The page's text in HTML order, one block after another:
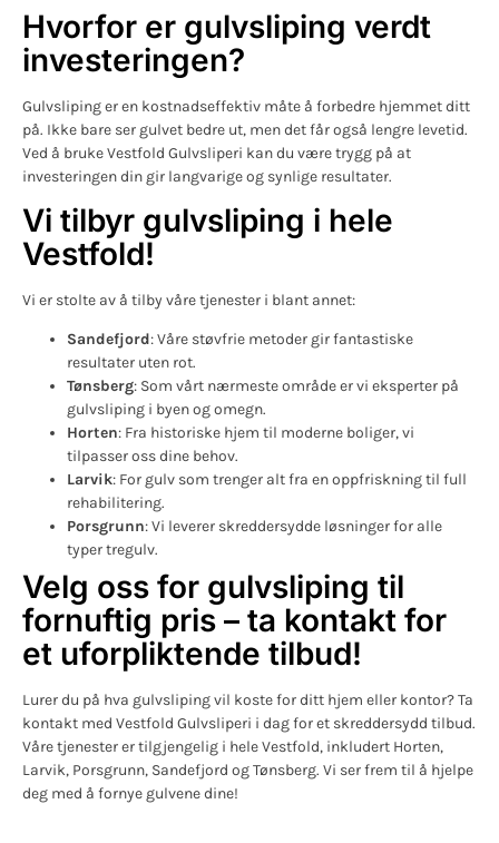
Hvorfor er gulvsliping verdt
investeringen?
Gulvsliping er en kostnadseffektiv måte å forbedre hjemmet ditt
på. Ikke bare ser gulvet bedre ut, men det får også lengre levetid.
Ved å bruke Vestfold Gulvsliperi kan du være trygg på at
investeringen din gir langvarige og synlige resultater.
Vi tilbyr gulvsliping i hele
Vestfold!
Vi er stolte av å tilby våre tjenester i blant annet:
Sandefjord: Våre støvfrie metoder gir fantastiske
resultater uten rot.
Tønsberg: Som vårt nærmeste område er vi eksperter på
gulvsliping i byen og omegn.
Horten: Fra historiske hjem til moderne boliger, vi
tilpasser oss dine behov.
Larvik: For gulv som trenger alt fra en oppfriskning til full
rehabilitering.
Porsgrunn: Vi leverer skreddersydde løsninger for alle
typer tregulv.
Velg oss for gulvsliping til
fornuftig pris – ta kontakt for
et uforpliktende tilbud!
Lurer du på hva gulvsliping vil koste for ditt hjem eller kontor? Ta
kontakt med Vestfold Gulvsliperi i dag for et skreddersydd tilbud.
Våre tjenester er tilgjengelig i hele Vestfold, inkludert Horten,
Larvik, Porsgrunn, Sandefjord og Tønsberg. Vi ser frem til å hjelpe
deg med å fornye gulvene dine!